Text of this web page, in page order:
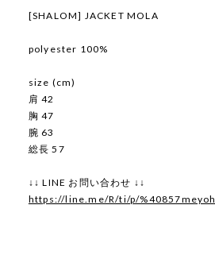
[SHALOM] JACKET MOLA
polyester 100%
size (cm)
肩 42
胸 47
腕 63
総長 57
↓↓ LINE お問い合わせ ↓↓
https://line.me/R/ti/p/%40857meyoh